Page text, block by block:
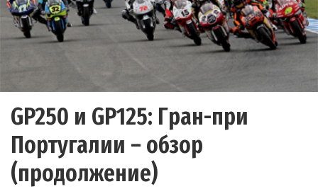
GP250 и GP125: Гран-при
Португалии – обзор
(продолжение)